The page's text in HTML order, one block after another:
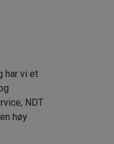
har vi et
NDT
høy